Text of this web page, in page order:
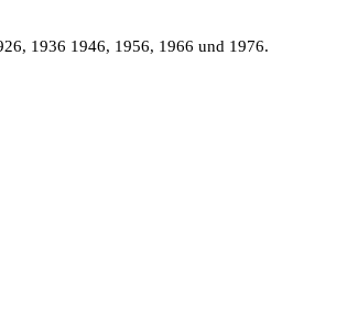
1936 1946, 1956, 1966 und 1976.